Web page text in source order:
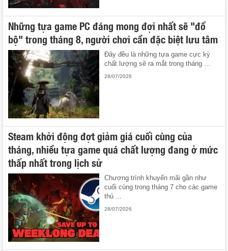
Những tựa game PC đáng mong đợi nhất sẽ "đổ
bộ" trong tháng 8, người chơi cần đặc biệt lưu tâm
Đây đều là những tựa game cực kỳ
chất lượng sẽ ra mắt trong tháng ...
28/07/2026
Steam khởi động đợt giảm giá cuối cùng của
tháng, nhiều tựa game quá chất lượng đang ở mức
thấp nhất trong lịch sử
Chương trình khuyến mãi gần như
cuối cùng trong tháng 7 cho các game
thủ ...
28/07/2026